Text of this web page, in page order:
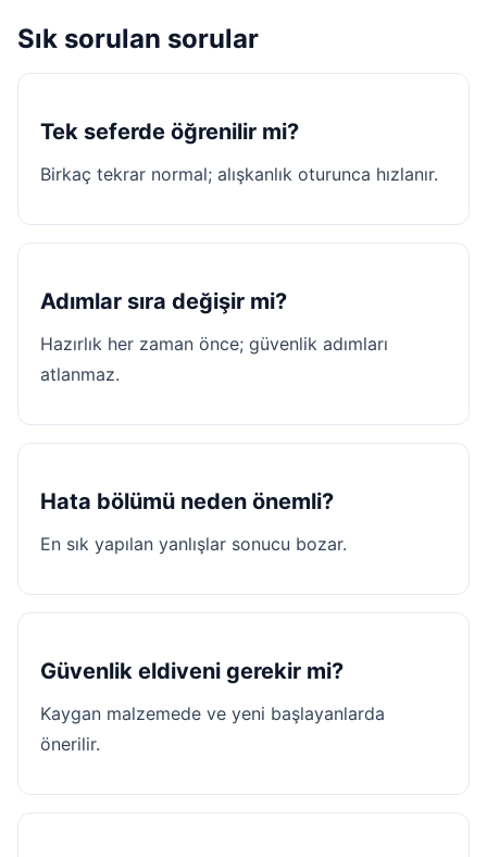
Sık sorulan sorular
Tek seferde öğrenilir mi?
Birkaç tekrar normal; alışkanlık oturunca hızlanır.
Adımlar sıra değişir mi?
Hazırlık her zaman önce; güvenlik adımları
atlanmaz.
Hata bölümü neden önemli?
En sık yapılan yanlışlar sonucu bozar.
Güvenlik eldiveni gerekir mi?
Kaygan malzemede ve yeni başlayanlarda
önerilir.